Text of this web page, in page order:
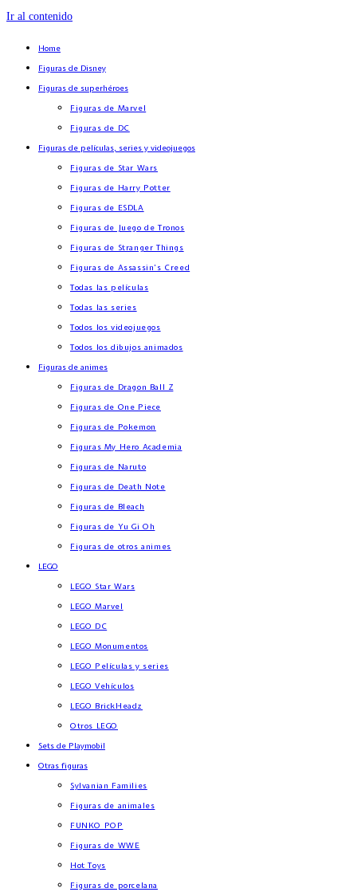
Ir al contenido
Home
Figuras de Disney
Figuras de superhéroes
Figuras de Marvel
Figuras de DC
Figuras de películas, series y videojuegos
Figuras de Star Wars
Figuras de Harry Potter
Figuras de ESDLA
Figuras de Juego de Tronos
Figuras de Stranger Things
Figuras de Assassin’s Creed
Todas las películas
Todas las series
Todos los videojuegos
Todos los dibujos animados
Figuras de animes
Figuras de Dragon Ball Z
Figuras de One Piece
Figuras de Pokemon
Figuras My Hero Academia
Figuras de Naruto
Figuras de Death Note
Figuras de Bleach
Figuras de Yu Gi Oh
Figuras de otros animes
LEGO
LEGO Star Wars
LEGO Marvel
LEGO DC
LEGO Monumentos
LEGO Películas y series
LEGO Vehículos
LEGO BrickHeadz
Otros LEGO
Sets de Playmobil
Otras figuras
Sylvanian Families
Figuras de animales
FUNKO POP
Figuras de WWE
Hot Toys
Figuras de porcelana